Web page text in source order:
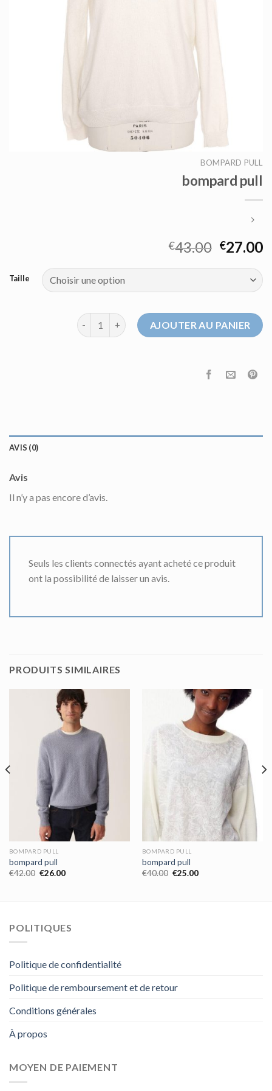
BOMPARD PULL
bompard pull
€43.00 €27.00
Taille
quantité de bompard pullAJOUTER AU PANIER
AVIS (0)
Avis
Il n’y a pas encore d’avis.
Seuls les clients connectés ayant acheté ce produit
ont la possibilité de laisser un avis.
PRODUITS SIMILAIRES
BOMPARD PULL
bompard pull
€42.00 €26.00
BOMPARD PULL
bompard pull
€40.00 €25.00
POLITIQUES
Politique de confidentialité
Politique de remboursement et de retour
Conditions générales
À propos
MOYEN DE PAIEMENT